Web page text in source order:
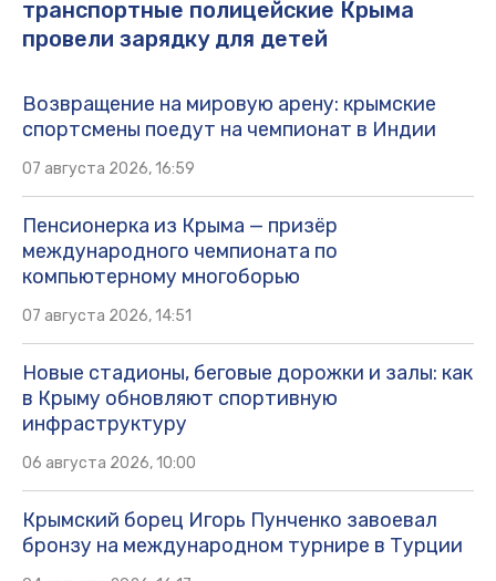
транспортные полицейские Крыма
провели зарядку для детей
Возвращение на мировую арену: крымские
спортсмены поедут на чемпионат в Индии
07 августа 2026, 16:59
Пенсионерка из Крыма — призёр
международного чемпионата по
компьютерному многоборью
07 августа 2026, 14:51
Новые стадионы, беговые дорожки и залы: как
в Крыму обновляют спортивную
инфраструктуру
06 августа 2026, 10:00
Крымский борец Игорь Пунченко завоевал
бронзу на международном турнире в Турции